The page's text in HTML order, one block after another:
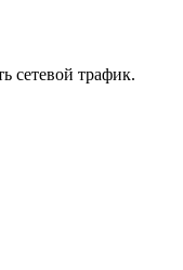
сетевой трафик.